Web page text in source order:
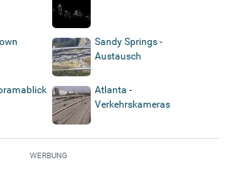
Sandy Springs -
Austausch
Atlanta -
Verkehrskameras
WERBUNG